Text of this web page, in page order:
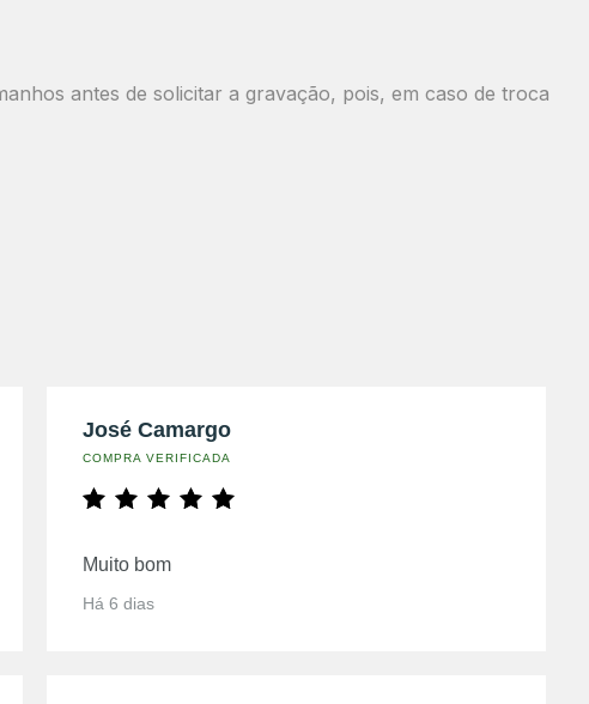
antes de solicitar a gravação, pois, em caso de troca
José Camargo
COMPRA VERIFICADA
Muito bom
Há 6 dias